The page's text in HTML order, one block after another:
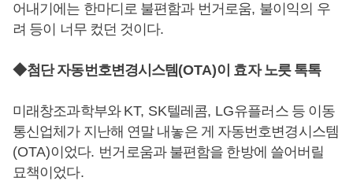
어내기에는 한마디로 불편함과 번거로움, 불이익의 우
려 등이 너무 컸던 것이다.
◆첨단 자동번호변경시스템 (OTA)이 효자 노릇 톡톡
미래창조과학부와 KT, SK텔레콤, LG유플러스 등 이동
통신업체가 지난해 연말 내놓은 게 자동번호변경시스템
(OTA)이었다. 번거로움과 불편함을 한방에 쓸어버릴
묘책이었다.